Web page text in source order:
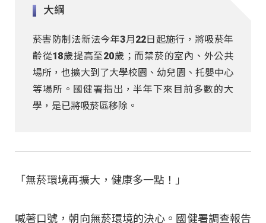
大綱
菸害防制法新法今年3月22日起施行，將吸菸年
齡從18歲提高至20歲；而禁菸的室內、外公共
場所，也擴大到了大學校園、幼兒園、托嬰中心
等場所。國健署指出，半年下來目前多數的大
學，是已將吸菸區移除。
「無菸環境再擴大，健康多一點！」
喊著口號，朝向無菸環境的決心。國健署調查報告